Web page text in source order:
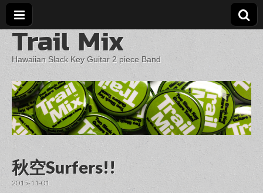
Trail Mix
Hawaiian Slack Key Guitar 2 piece Band
秋空Surfers!!
2015-11-01